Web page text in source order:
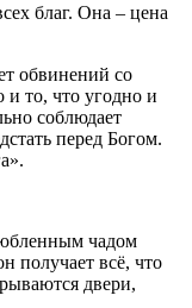
благ. Она – цена
обвинений со
и то, что угодно и
соблюдает
перед Богом.
чадом
получает всё, что
двери,